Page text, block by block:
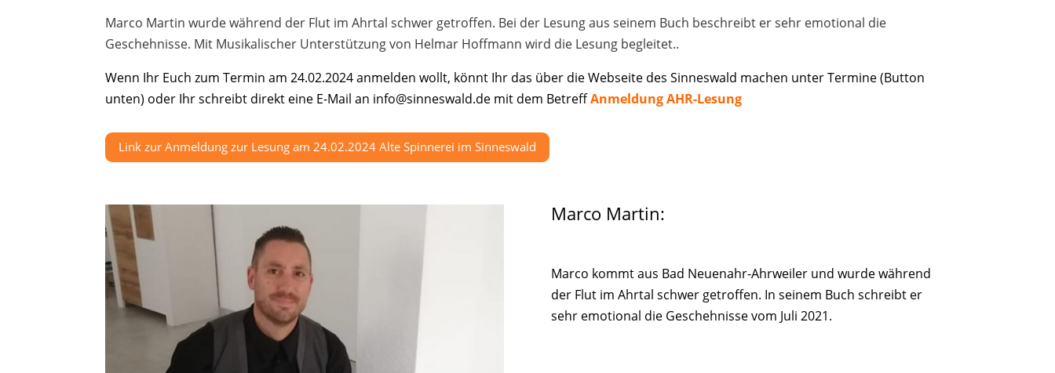
Marco Martin wurde während der Flut im Ahrtal schwer getroffen. Bei der Lesung aus seinem Buch beschreibt er sehr emotional die
Geschehnisse. Mit Musikalischer Unterstützung von Helmar Hoffmann wird die Lesung begleitet..
Wenn Ihr Euch zum Termin am 24.02.2024 anmelden wollt, könnt Ihr das über die Webseite des Sinneswald machen unter Termine (Button
unten) oder Ihr schreibt direkt eine E-Mail an info@sinneswald.de mit dem BetreffAnmeldung AHR-Lesung
Link zur Anmeldung zur Lesung am 24.02.2024 Alte Spinnerei im Sinneswald
Marco Martin:
Marco kommt aus Bad Neuenahr-Ahrweiler und wurde während
der Flut im Ahrtal schwer getroffen. In seinem Buch schreibt er
sehr emotional die Geschehnisse vom Juli 2021.